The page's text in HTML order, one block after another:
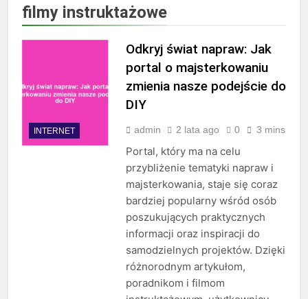
filmy instruktażowe
INTERNET
Odkryj świat napraw: Jak
portal o majsterkowaniu
zmienia nasze podejście do
DIY
admin 2 lata ago 0 3 mins
Portal, który ma na celu
przybliżenie tematyki napraw i
majsterkowania, staje się coraz
bardziej popularny wśród osób
poszukujących praktycznych
informacji oraz inspiracji do
samodzielnych projektów. Dzięki
różnorodnym artykułom,
poradnikom i filmom